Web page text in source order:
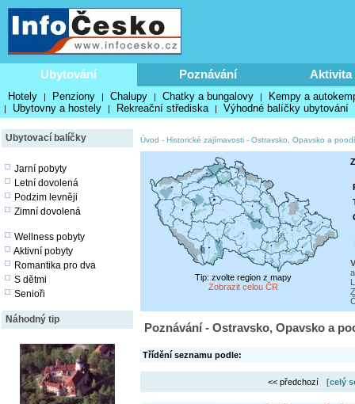
Ubytování Poznávání Aktivita
Hotely | Penziony | Chalupy | Chatky a bungalovy | Kempy a
| Ubytovny a hostely | Rekreační střediska | Výhodné balíčky ubytování
Ubytovací balíčky
Jarní pobyty
Letní dovolená
Podzim levněji
Zimní dovolená
Wellness pobyty
Aktivní pobyty
Romantika pro dva
S dětmi
Senioři
Náhodný tip
Úvod - Historické zajímavosti - Ostravsko, Opavsko a
Tip: zvolte region z mapy
Zobrazit celou ČR
Poznávání - Ostravsko, Opavsko a
Třídění seznamu podle:
<< předchozí [celý